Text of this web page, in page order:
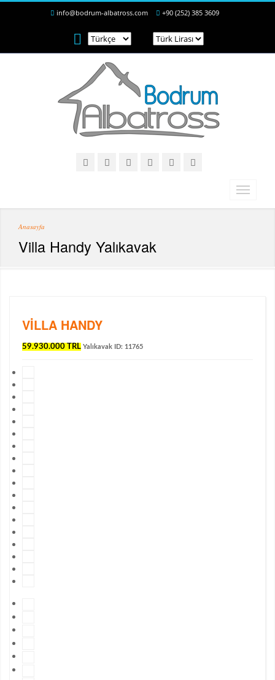
info@bodrum-albatross.com +90 (252) 385 3609
Anasayfa
Villa Handy Yalıkavak
VILLA HANDY
59.930.000 TRL Yalıkavak ID: 11765